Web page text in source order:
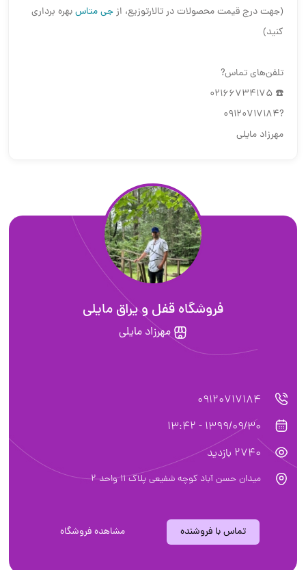
(جهت درج قیمت محصولات در تالارتوزیع، ازجی متاسبهره برداری
کنید)
تلفن‌های تماس?
☎️ 02166734175
?09120717184
مهرزاد مایلی
فروشگاه قفل و یراق مایلی
مهرزاد مایلی
09120717184
1399/09/30 - 13:42
2740 بازدید
میدان حسن آباد کوچه شفیعی پلاک 11 واحد 2
تماس با فروشنده مشاهده فروشگاه